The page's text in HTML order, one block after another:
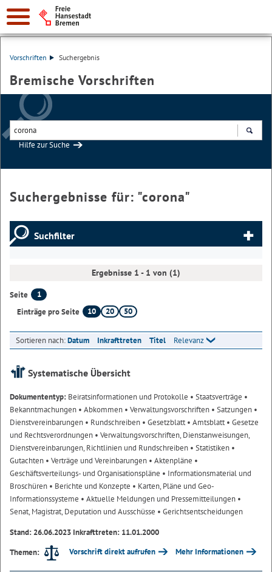
Vorschriften Suchergebnis
Bremische Vorschriften
Hilfe zur Suche
Suchergebnisse für: "corona"
Suchfilter
Ergebnisse 1 - 1 von (1)
Seite
1
Einträge pro Seite
10 20 50
Sortieren nach:Datum Inkrafttreten Titel Relevanz
Systematische Übersicht
Dokumententyp: Beiratsinformationen und Protokolle • Staatsverträge •
Bekanntmachungen • Abkommen • Verwaltungsvorschriften • Satzungen •
Dienstvereinbarungen • Rundschreiben • Gesetzblatt• Amtsblatt• Gesetze
und Rechtsverordnungen • Verwaltungsvorschriften, Dienstanweisungen,
Dienstvereinbarungen, Richtlinien und Rundschreiben • Statistiken •
Gutachten • Verträge und Vereinbarungen • Aktenpläne •
Geschäftsverteilungs- und Organisationspläne • Informationsmaterial und
Broschüren • Berichte und Konzepte • Karten, Pläne und Geo-
Informationssysteme • Aktuelle Meldungen und Pressemitteilungen •
Senat, Magistrat, Deputation und Ausschüsse • Gerichtsentscheidungen
Stand: 26.06.2023 Inkrafttreten: 11.01.2000
Themen:
Vorschrift direkt aufrufen Mehr Informationen